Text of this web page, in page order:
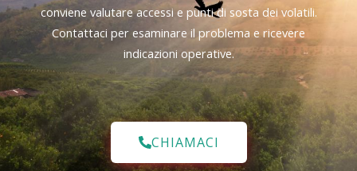
conviene valutare accessi e punti di sosta dei volatili.
Contattaci per esaminare il problema e ricevere
indicazioni operative.
CHIAMACI